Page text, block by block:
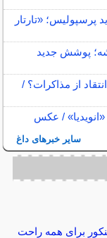
«تارتار
پوشش جدید
از مذاکرات؟ /
سایر خبرهای داغ
برای همه راحت